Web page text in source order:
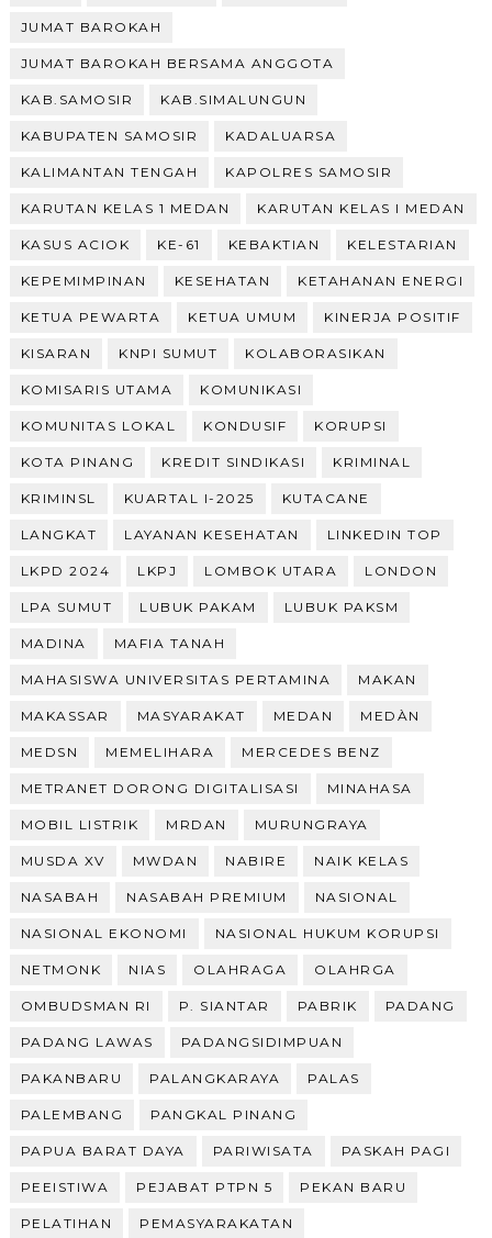
JUMAT BAROKAH
JUMAT BAROKAH BERSAMA ANGGOTA
KAB.SAMOSIR KAB.SIMALUNGUN
KABUPATEN SAMOSIR KADALUARSA
KALIMANTAN TENGAH KAPOLRES SAMOSIR
KARUTAN KELAS 1 MEDAN KARUTAN KELAS I MEDAN
KASUS ACIOK KE-61 KEBAKTIAN KELESTARIAN
KEPEMIMPINAN KESEHATAN KETAHANAN ENERGI
KETUA PEWARTA KETUA UMUM KINERJA POSITIF
KISARAN KNPI SUMUT KOLABORASIKAN
KOMISARIS UTAMA KOMUNIKASI
KOMUNITAS LOKAL KONDUSIF KORUPSI
KOTA PINANG KREDIT SINDIKASI KRIMINAL
KRIMINSL KUARTAL I-2025 KUTACANE
LANGKAT LAYANAN KESEHATAN LINKEDIN TOP
LKPD 2024 LKPJ LOMBOK UTARA LONDON
LPA SUMUT LUBUK PAKAM LUBUK PAKSM
MADINA MAFIA TANAH
MAHASISWA UNIVERSITAS PERTAMINA MAKAN
MAKASSAR MASYARAKAT MEDAN MEDÀN
MEDSN MEMELIHARA MERCEDES BENZ
METRANET DORONG DIGITALISASI MINAHASA
MOBIL LISTRIK MRDAN MURUNGRAYA
MUSDA XV MWDAN NABIRE NAIK KELAS
NASABAH NASABAH PREMIUM NASIONAL
NASIONAL EKONOMI NASIONAL HUKUM KORUPSI
NETMONK NIAS OLAHRAGA OLAHRGA
OMBUDSMAN RI P. SIANTAR PABRIK PADANG
PADANG LAWAS PADANGSIDIMPUAN
PAKANBARU PALANGKARAYA PALAS
PALEMBANG PANGKAL PINANG
PAPUA BARAT DAYA PARIWISATA PASKAH PAGI
PEEISTIWA PEJABAT PTPN 5 PEKAN BARU
PELATIHAN PEMASYARAKATAN